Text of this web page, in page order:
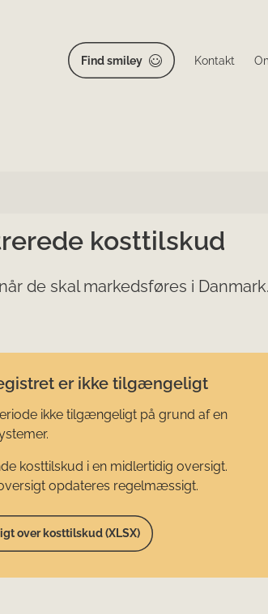
Find smiley Kontakt
kosttilskud
de skal markedsføres i
er ikke tilgængeligt
ikke tilgængeligt på grund af en
kosttilskud i en midlertidig oversigt.
opdateres regelmæssigt.
over kosttilskud (XLSX)